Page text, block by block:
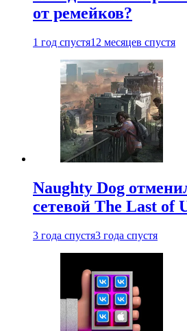
от ремейков?
1 год спустя12 месяцев спустя
Naughty Dog
сетевой The Last of
3 года спустя3 года спустя